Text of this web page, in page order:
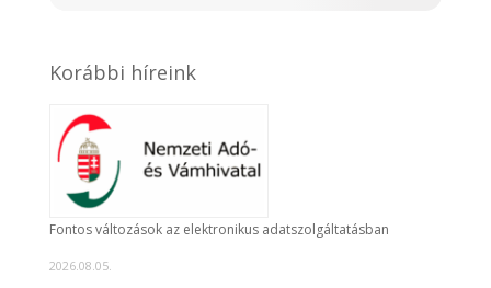
Korábbi híreink
Fontos változások az elektronikus adatszolgáltatásban
2026.08.05.